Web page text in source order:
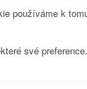
používáme k
své